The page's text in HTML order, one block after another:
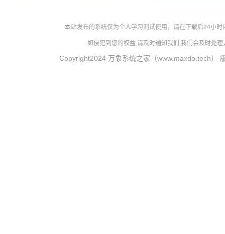
本站发布的系统仅为个人学习测试使用，请在下载后24小
如侵犯到您的权益,请及时通知我们,我们会及时处
Copyright2024 万象系统之家（www.maxdo.tech）